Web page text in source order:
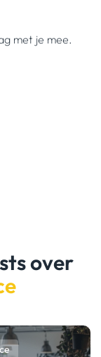
met je mee.
over